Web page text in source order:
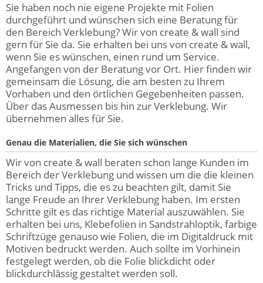
Sie haben noch nie eigene Projekte mit Folien
durchgeführt und wünschen sich eine Beratung für
den Bereich Verklebung? Wir von create & wall sind
gern für Sie da. Sie erhalten bei uns von create & wall,
wenn Sie es wünschen, einen rund um Service.
Angefangen von der Beratung vor Ort. Hier finden wir
gemeinsam die Lösung, die am besten zu Ihrem
Vorhaben und den örtlichen Gegebenheiten passen.
Über das Ausmessen bis hin zur Verklebung. Wir
übernehmen alles für Sie.
Genau die Materialien, die Sie sich wünschen
Wir von create & wall beraten schon lange Kunden im
Bereich der Verklebung und wissen um die die kleinen
Tricks und Tipps, die es zu beachten gilt, damit Sie
lange Freude an Ihrer Verklebung haben. Im ersten
Schritte gilt es das richtige Material auszuwählen. Sie
erhalten bei uns, Klebefolien in Sandstrahloptik, farbige
Schriftzüge genauso wie Folien, die im Digitaldruck mit
Motiven bedruckt werden. Auch sollte im Vorhinein
festgelegt werden, ob die Folie blickdicht oder
blickdurchlässig gestaltet werden soll.